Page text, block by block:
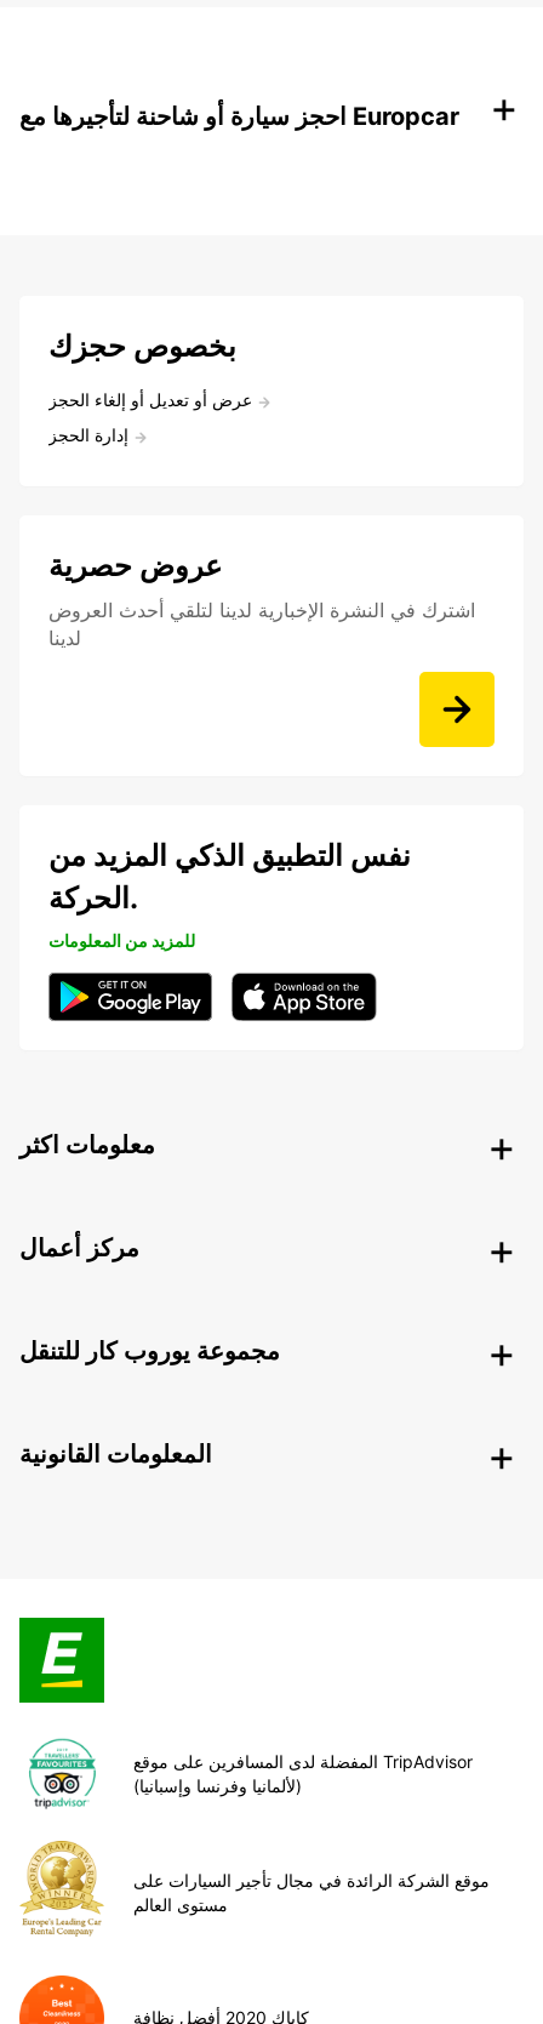
احجز سيارة أو شاحنة لتأجيرها مع Europcar +
بخصوص حجزك
عرض أو تعديل أو إلغاء الحجز
إدارة الحجز
عروض حصرية
اشترك في النشرة الإخبارية لدينا لتلقي أحدث العروض
لدينا
نفس التطبيق الذكي المزيد من
الحركة.
للمزيد من المعلومات
معلومات اكثر
مركز أعمال
مجموعة يوروب كار للتنقل
المعلومات القانونية
المفضلة لدى المسافرين على موقع TripAdvisor
(لألمانيا وفرنسا وإسبانيا)
موقع الشركة الرائدة في مجال تأجير السيارات على
مستوى العالم
كاياك 2020 أفضل نظافة